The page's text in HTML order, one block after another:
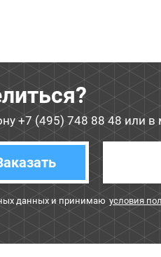
+7 (495) 748 88 48 или в
данных и принимаю условия